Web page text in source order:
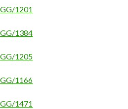
1201
1384
1205
1166
1471